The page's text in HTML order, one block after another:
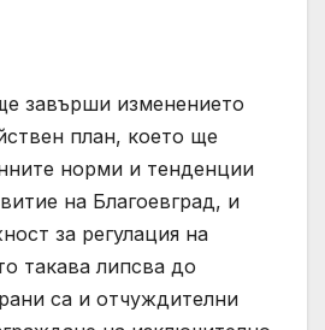
завърши изменението
план, което ще
норми и тенденции
на Благоевград, и
за регулация на
такава липсва до
са и отчуждителни